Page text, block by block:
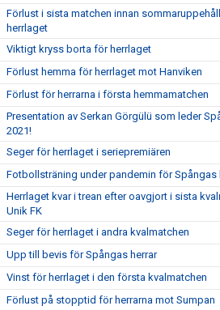
Förlust i sista matchen innan
herrlaget
Viktigt kryss borta för herrlaget
Förlust hemma för herrlaget mot Hanviken
Förlust för herrarna i första hemmamatchen
Presentation av Serkan Görgülü som leder
2021!
Seger för herrlaget i seriepremiären
Fotbollsträning under pandemin för Spångas
Herrlaget kvar i trean efter oavgjort i sista
Unik FK
Seger för herrlaget i andra kvalmatchen
Upp till bevis för Spångas herrar
Vinst för herrlaget i den första kvalmatchen
Förlust på stopptid för herrarna mot Sumpan